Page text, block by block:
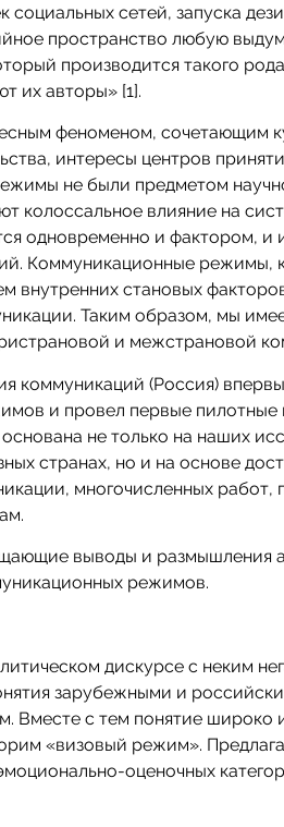
сетей, запуска
пространство любую
производится такого
их авторы» [1].
феноменом, сочетающим
интересы центров
не были предметом
колоссальное влияние на
одновременно и фактором, и
Коммуникационные режимы,
внутренних становых
Таким образом, мы
и межстрановой
коммуникаций (Россия)
и провел первые пилотные
не только на наших
странах, но и на основе
многочисленных работ,
выводы и размышления
режимов.
дискурсе с неким
зарубежными и
Вместе с тем понятие широко
«визовый режим».
оценочных